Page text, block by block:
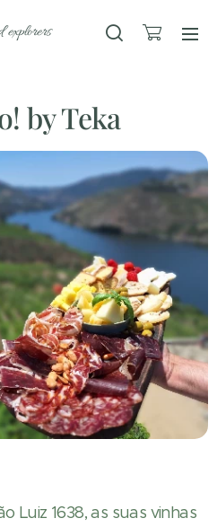
explorers
by Teka
Luiz 1638, as suas vinhas